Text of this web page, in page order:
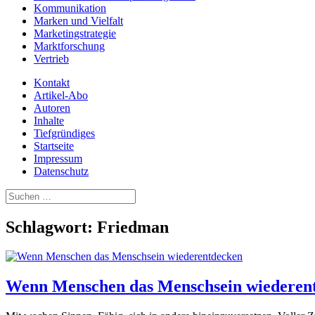
Kommunikation
Marken und Vielfalt
Marketingstrategie
Marktforschung
Vertrieb
Kontakt
Artikel-Abo
Autoren
Inhalte
Tiefgründiges
Startseite
Impressum
Datenschutz
Suchen
nach:
Schlagwort: Friedman
Wenn Menschen das Menschsein